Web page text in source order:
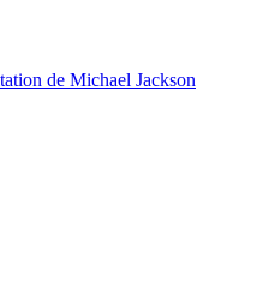
de Michael Jackson